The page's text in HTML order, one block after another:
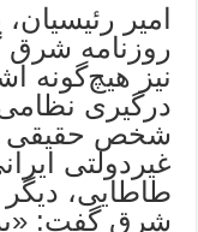
امیر
روزنامه
نیز هیچ‌گونه
درگیری
شخص حقیقی
غیردولتی
طاطایی، دیگر
شرق گفت: